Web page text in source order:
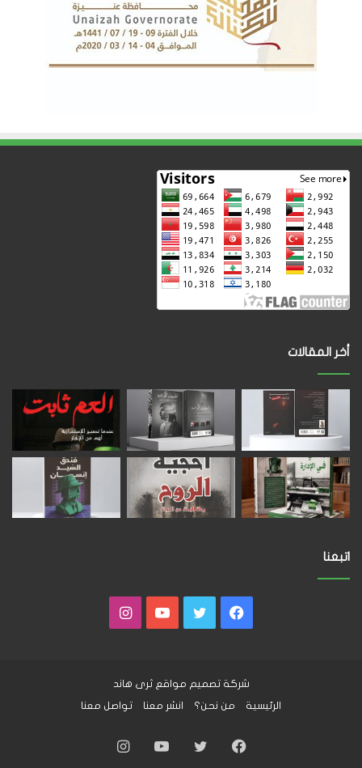
أخر المقالات
اتبعنا
فيسبوكتويتر يوتيوبانستقرام
شركة تصميم مواقع ثرى هاند
الرئيسية
من نحن؟ انشر معنا تواصل معنا
فيسبوكتويتر يوتيوبانستقرام